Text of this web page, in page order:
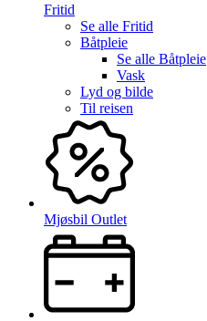
Fritid
Se alle Fritid
Båtpleie
Se alle Båtpleie
Vask
Lyd og bilde
Til reisen
Mjøsbil Outlet